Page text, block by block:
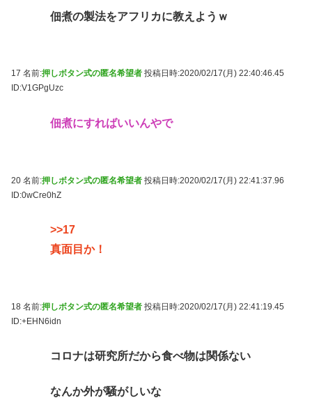
佃煮の製法をアフリカに教えようｗ
17 名前:押しボタン式の匿名希望者 投稿日時:2020/02/17(月) 22:40:46.45
ID:V1GPgUzc
佃煮にすればいいんやで
20 名前:押しボタン式の匿名希望者 投稿日時:2020/02/17(月) 22:41:37.96
ID:0wCre0hZ
>>17
真面目か！
18 名前:押しボタン式の匿名希望者 投稿日時:2020/02/17(月) 22:41:19.45
ID:+EHN6idn
コロナは研究所だから食べ物は関係ない
なんか外が騒がしいな